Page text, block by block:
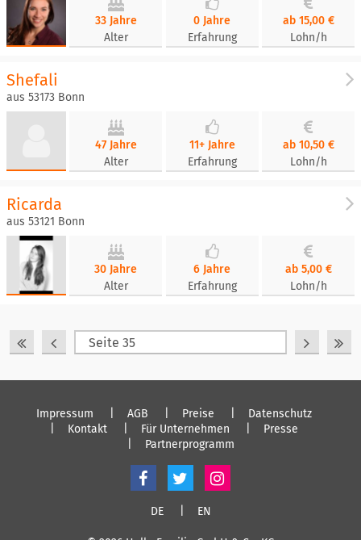
33 Jahre
Alter
0 Jahre
Erfahrung
ab 15,00 €
Lohn/h
Shefali
aus 53173 Bonn
47 Jahre
Alter
11+ Jahre
Erfahrung
ab 10,50 €
Lohn/h
Ricarda
aus 53121 Bonn
30 Jahre
Alter
6 Jahre
Erfahrung
ab 5,00 €
Lohn/h
Impressum AGB Preise
Datenschutz
Kontakt
Für Unternehmen
Presse
Partnerprogramm
DE EN